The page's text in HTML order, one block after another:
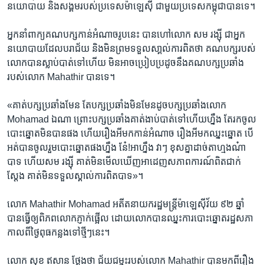
នយោបាយ​ ​និង​សង្គម​របស់​ប្រទេស​ម៉ាឡេស៊ី​ ​ជា​មួយ​ប្រទេស​កម្ពុជា​បាន​ទេ។​
អ្នកនាំ​ពាក្យ​គណបក្ស​កាន់​អំណាច​រូប​នេះ​ បាន​ហៅ​លោក​ ​សម រង្ស៊ី​ ​ជា​អ្នក​
នយោបាយ​ដែល​បរាជ័យ​ និង​មិន​ព្រម​ទទួល​សា្គល់​ការពិត​ថា​ ​គណបក្ស​របស់​
លោកបាន​ស្លាប់​បាត់​ទៅហើយ​ មិន​អាច​ប្រៀប​ប្រដូច​នឹង​គណបក្ស​ប្រឆាំង​
របស់​លោក​ ​Mahathir​ ​បាន​ទេ។​
«គាត់​ប​ក្សប្រឆាំង​មែន​ តែ​បក្សប្រឆាំង​មិនមែន​ដូចបក្សប្រឆាំង​លោក
Mohamad​ ឯណា​ ព្រោះបក្ស​ប្រឆាំង​គាត់​ងាប់​បាត់​ទៅហើយ​ហ្នឹង​ តែរក​ចូល​
បោះឆ្នោត​មិនបាន​ផង ហើយ​រឿង​អី​មក​កាន់​អំណាច រឿងអីមក​ឈ្នះ​ឆ្នោត​ បើ​
អត់​បាន​ចូលរួម​បោះឆ្នោត​ផង​ហ្នឹង​ នែ៎!អាហ្នឹង​ វាៗ​ ខុស​គ្នាដាច់​តាហ្មង​ណ៎ា​
បាទ​ ហើយ​សម រង្ស៊ី​ គាត់​មិនមើល​ឃើញអាដេញ​សភាពការណ៍​ពិត​ជាក់​
ស្តែង​ គាត់​មិន​ទទួលស្គាល់​ការពិត​បាទ»។ ​
លោក​ ​Mahathir Mohamad​ ​អតីត​នាយក​រដ្ឋមន្ត្រី​ម៉ាឡេស៊ី​វ័យ ៩២ ឆ្នាំ​ ​
បាន​ធ្វើ​ឲ្យ​ពិភពលោក​ភ្ញាក់ផ្អើល​ ​ដោយ​លោក​បាន​ឈ្នះ​ការ​បោះ​ឆ្នោត​រដ្ឋសភា​
កាល​ពី​ថ្ងៃ​ពុធ​កន្លងទៅថ្មីៗនេះ។ ​
លោក​ ​សុខ ឥសាន​ ​ថ្លែង​ថា​ ​ជ័យជម្នះ​របស់​លោក​ ​Mahathir​ ​បាន​មក​ពីរឿង​